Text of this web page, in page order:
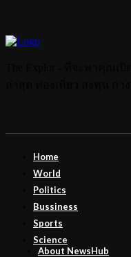
Home
World
Politics
Bussiness
Sports
Science
About NewsHub